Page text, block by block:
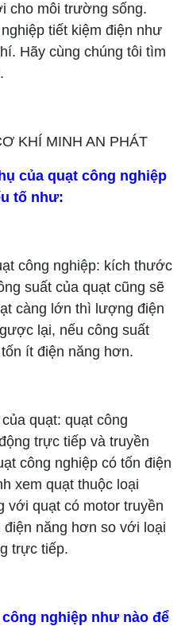
cho môi trường sống.
tiết kiệm điện như
Hãy cùng chúng tôi tìm
của quạt công nghiệp
tố như:
nghiệp: kích thước
suất của quạt cũng sẽ
càng lớn thì lượng điện
lại, nếu công suất
ít điện năng hơn.
quạt: quạt công
trực tiếp và truyền
công nghiệp có tốn điện
xem quạt thuộc loại
với quạt có motor truyền
năng hơn so với loại
trực tiếp.
nghiệp như nào để